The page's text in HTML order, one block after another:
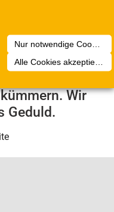
Nur notwendige Cookies akzeptieren
Alle Cookies akzeptieren
Fehler
Team wird
Wir
Geduld.